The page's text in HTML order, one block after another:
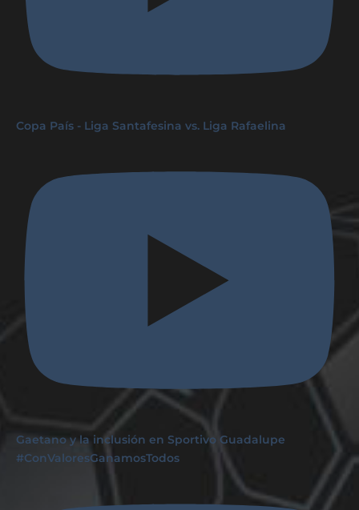
Copa País - Liga Santafesina vs. Liga Rafaelina
Gaetano y la inclusión en Sportivo Guadalupe
#ConValoresGanamosTodos